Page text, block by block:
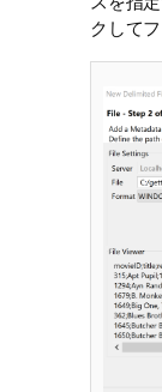
クして